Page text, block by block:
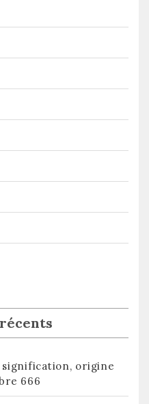
origine
666